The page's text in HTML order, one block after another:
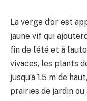
La verge d’or est
jaune vif qui
fin de l’été et à
vivaces, les plants
jusqu’à 1,5 m de
prairies de jardin ou